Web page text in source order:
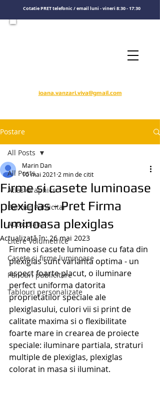
ioana.vanzari.viva@gmail.com
Cotatie PRET telefonic / email luni - vineri 8:30 - 17:30
Postare
All Posts
Atlas Graphics
Banner Publicitar
Autocolant
Litere Volumetrice
Casete si firme luminoase
Panouri publicitare
Tablouri personalizate
All Posts
Firme si casete luminoase
plexiglas - Pret Firma
luminoasa plexiglas
Marin Dan
10 mai 2021 2 min de citit
Actualizată în:26 mai 2023
Firme si casete luminoase cu fata din
plexiglas sunt varianta optima - un
aspect foarte placut, o iluminare
perfect uniforma datorita
proprietatilor speciale ale
plexiglasului, culori vii si print de
calitate maxima si o flexibilitate
foarte mare in crearea de proiecte
speciale: iluminare partiala, straturi
multiple de plexiglas, plexiglas
colorat in masa si iluminat.